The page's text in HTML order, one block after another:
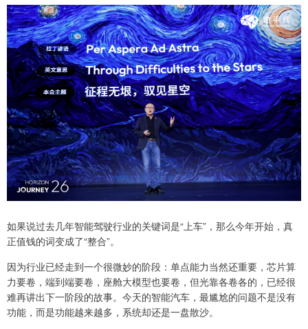
如果说过去几年智能驾驶行业的关键词是“上车”，那么今年开始，真
正值钱的词变成了“整合”。
因为行业已经走到一个很微妙的阶段：单点能力当然还重要，芯片算
力要卷，端到端要卷，座舱大模型也要卷，但光靠各卷各的，已经很
难再讲出下一阶段的故事。今天的智能汽车，最尴尬的问题不是没有
功能，而是功能越来越多，系统却还是一盘散沙。